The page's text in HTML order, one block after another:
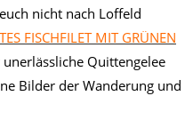
nicht nach Loffeld
FISCHFILET MIT GRÜNEN
Quittengelee
Bilder der Wanderung und